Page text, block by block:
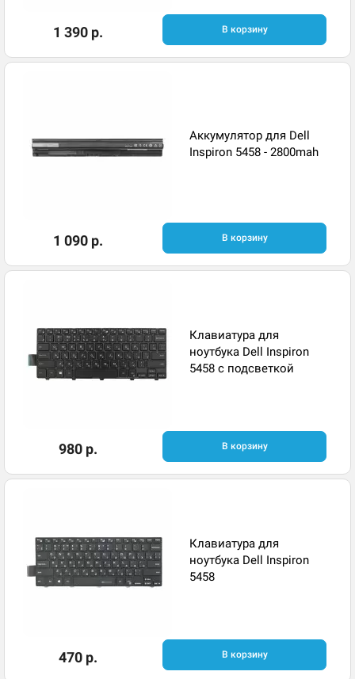
1 390 р. В корзину
Аккумулятор для Dell
Inspiron 5458 - 2800mah
1 090 р. В корзину
Клавиатура для
ноутбука Dell Inspiron
5458 с подсветкой
980 р. В корзину
Клавиатура для
ноутбука Dell Inspiron
5458
470 р. В корзину